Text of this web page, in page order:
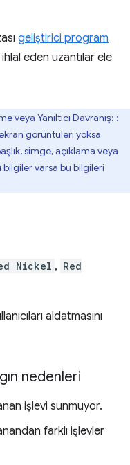
geliştirici program
eden uzantılar ele
veya Yanıltıcı Davranış: :
görüntüleri yoksa
simge, açıklama veya
bilgiler varsa bu bilgileri
Nickel , Red
aldatmasını
nedenleri
işlevi sunmuyor.
farklı işlevler